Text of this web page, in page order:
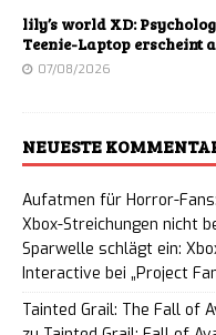
lily’s world XD:
Teenie-Laptop erscheint
07/08/2026
NEUESTE
Aufatmen für Horror-
Xbox-Streichungen nicht
Sparwelle schlägt ein:
Interactive bei „Project
Tainted Grail: The Fall of